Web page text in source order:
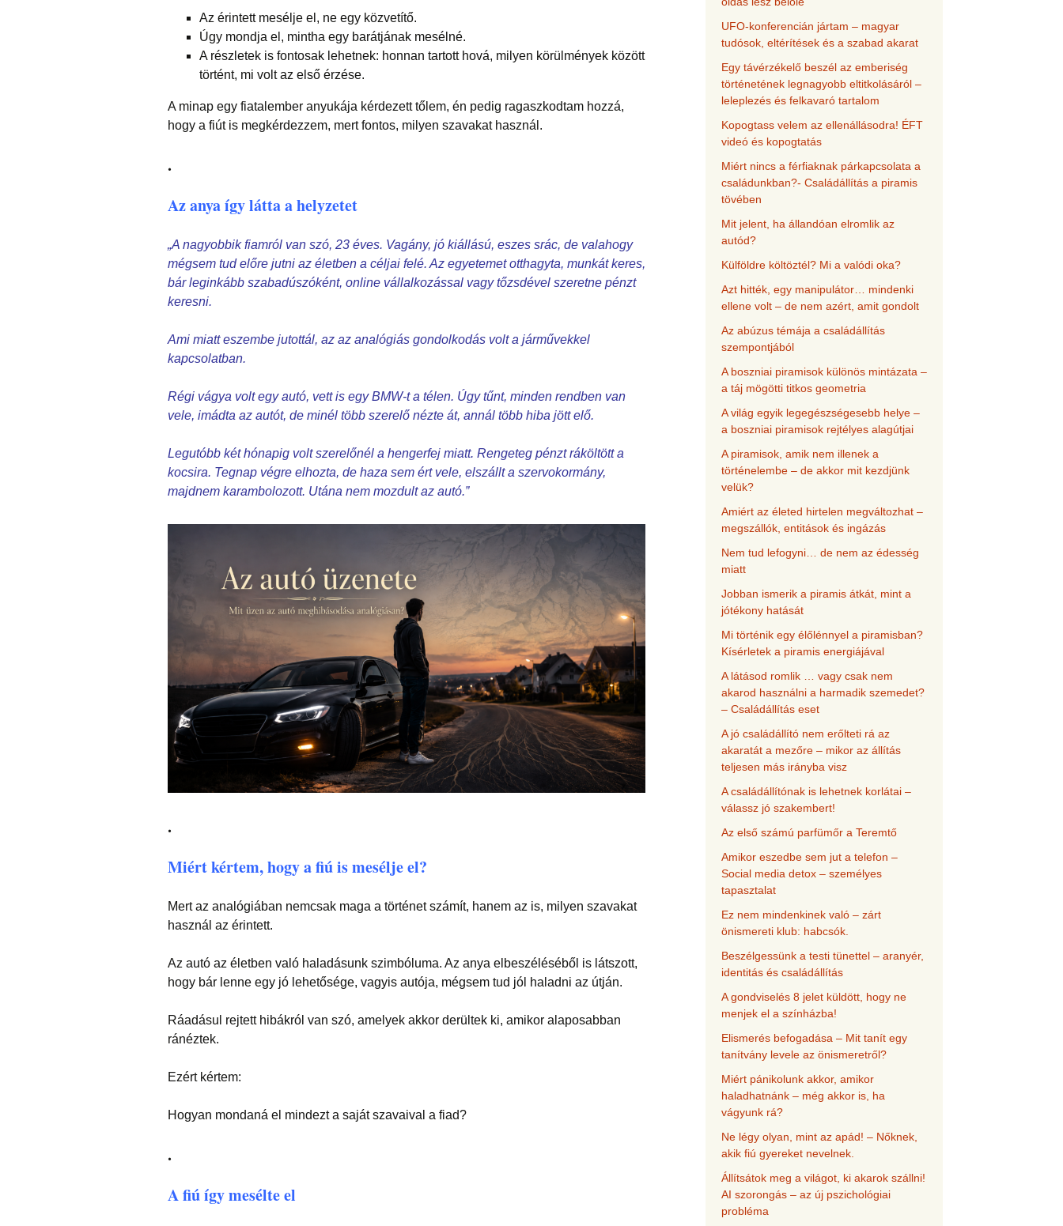
Az érintett mesélje el, ne egy közvetítő.
Úgy mondja el, mintha egy barátjának mesélné.
A részletek is fontosak lehetnek: honnan tartott hová, milyen körülmények között
történt, mi volt az első érzése.
A minap egy fiatalember anyukája kérdezett tőlem, én pedig ragaszkodtam hozzá,
hogy a fiút is megkérdezzem, mert fontos, milyen szavakat használ.
.
Az anya így látta a helyzetet
„A nagyobbik fiamról van szó, 23 éves. Vagány, jó kiállású, eszes srác, de valahogy
mégsem tud előre jutni az életben a céljai felé. Az egyetemet otthagyta, munkát keres,
bár leginkább szabadúszóként, online vállalkozással vagy tőzsdével szeretne pénzt
keresni.
Ami miatt eszembe jutottál, az az analógiás gondolkodás volt a járművekkel
kapcsolatban.
Régi vágya volt egy autó, vett is egy BMW-t a télen. Úgy tűnt, minden rendben van
vele, imádta az autót, de minél több szerelő nézte át, annál több hiba jött elő.
Legutóbb két hónapig volt szerelőnél a hengerfej miatt. Rengeteg pénzt ráköltött a
kocsira. Tegnap végre elhozta, de haza sem ért vele, elszállt a szervokormány,
majdnem karambolozott. Utána nem mozdult az autó.”
.
Miért kértem, hogy a fiú is mesélje el?
Mert az analógiában nemcsak maga a történet számít, hanem az is, milyen szavakat
használ az érintett.
Az autó az életben való haladásunk szimbóluma. Az anya elbeszéléséből is látszott,
hogy bár lenne egy jó lehetősége, vagyis autója, mégsem tud jól haladni az útján.
Ráadásul rejtett hibákról van szó, amelyek akkor derültek ki, amikor alaposabban
ránéztek.
Ezért kértem:
Hogyan mondaná el mindezt a saját szavaival a fiad?
.
A fiú így mesélte el
UFO-konferencián jártam – magyar
tudósok, eltérítések és a szabad akarat
Egy távérzékelő beszél az emberiség
történetének legnagyobb eltitkolásáról –
leleplezés és felkavaró tartalom
Kopogtass velem az ellenállásodra! ÉFT
videó és kopogtatás
Miért nincs a férfiaknak párkapcsolata a
családunkban?- Családállítás a piramis
tövében
Mit jelent, ha állandóan elromlik az
autód?
Külföldre költöztél? Mi a valódi oka?
Azt hitték, egy manipulátor… mindenki
ellene volt – de nem azért, amit gondolt
Az abúzus témája a családállítás
szempontjából
A boszniai piramisok különös mintázata –
a táj mögötti titkos geometria
A világ egyik legegészségesebb helye –
a boszniai piramisok rejtélyes alagútjai
A piramisok, amik nem illenek a
történelembe – de akkor mit kezdjünk
velük?
Amiért az életed hirtelen megváltozhat –
megszállók, entitások és ingázás
Nem tud lefogyni… de nem az édesség
miatt
Jobban ismerik a piramis átkát, mint a
jótékony hatását
Mi történik egy élőlénnyel a piramisban?
Kísérletek a piramis energiájával
A látásod romlik … vagy csak nem
akarod használni a harmadik szemedet?
– Családállítás eset
A jó családállító nem erőlteti rá az
akaratát a mezőre – mikor az állítás
teljesen más irányba visz
A családállítónak is lehetnek korlátai –
válassz jó szakembert!
Az első számú parfümőr a Teremtő
Amikor eszedbe sem jut a telefon –
Social media detox – személyes
tapasztalat
Ez nem mindenkinek való – zárt
önismereti klub: habcsók.
Beszélgessünk a testi tünettel – aranyér,
identitás és családállítás
A gondviselés 8 jelet küldött, hogy ne
menjek el a színházba!
Elismerés befogadása – Mit tanít egy
tanítvány levele az önismeretről?
Miért pánikolunk akkor, amikor
haladhatnánk – még akkor is, ha
vágyunk rá?
Ne légy olyan, mint az apád! – Nőknek,
akik fiú gyereket nevelnek.
Állítsátok meg a világot, ki akarok szállni!
AI szorongás – az új pszichológiai
probléma